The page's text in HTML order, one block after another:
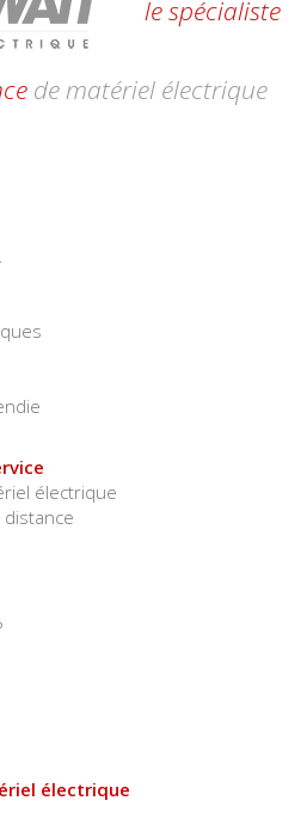
le spécialiste
de matériel électrique
électrique
électrique